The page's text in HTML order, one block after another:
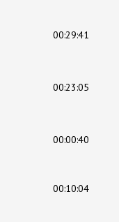
00:29:41
00:23:05
00:00:40
00:10:04